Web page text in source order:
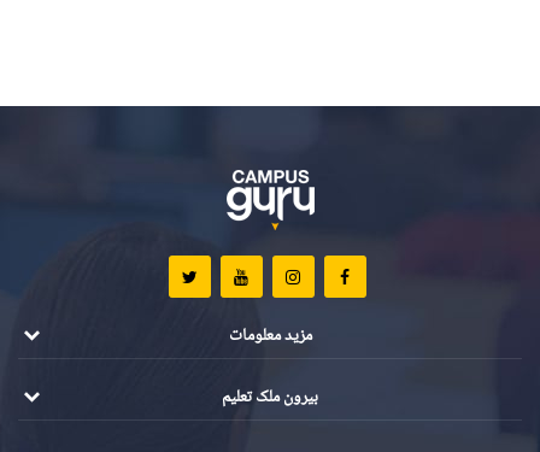
مزید معلومات
بیرون ملک تعلیم